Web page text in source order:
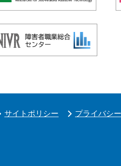
サイトポリシー プライバシ